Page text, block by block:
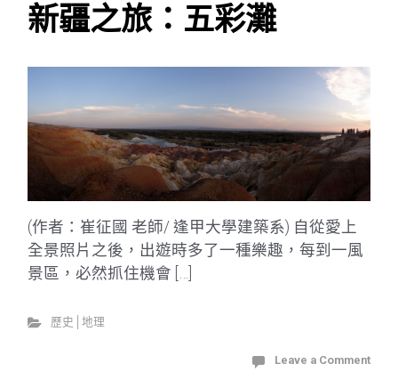
新疆之旅：五彩灘
(作者：崔征國 老師/ 逢甲大學建築系) 自從愛上
全景照片之後，出遊時多了一種樂趣，每到一風
景區，必然抓住機會 […]
歷史│地理
Leave a Comment